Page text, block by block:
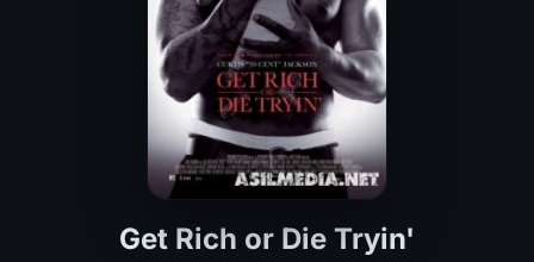
Get Rich or Die Tryin'